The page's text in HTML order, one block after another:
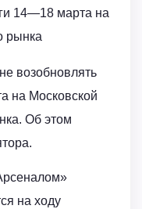
14—18 марта на
рынка
возобновлять
на Московской
Об этом
на ходу